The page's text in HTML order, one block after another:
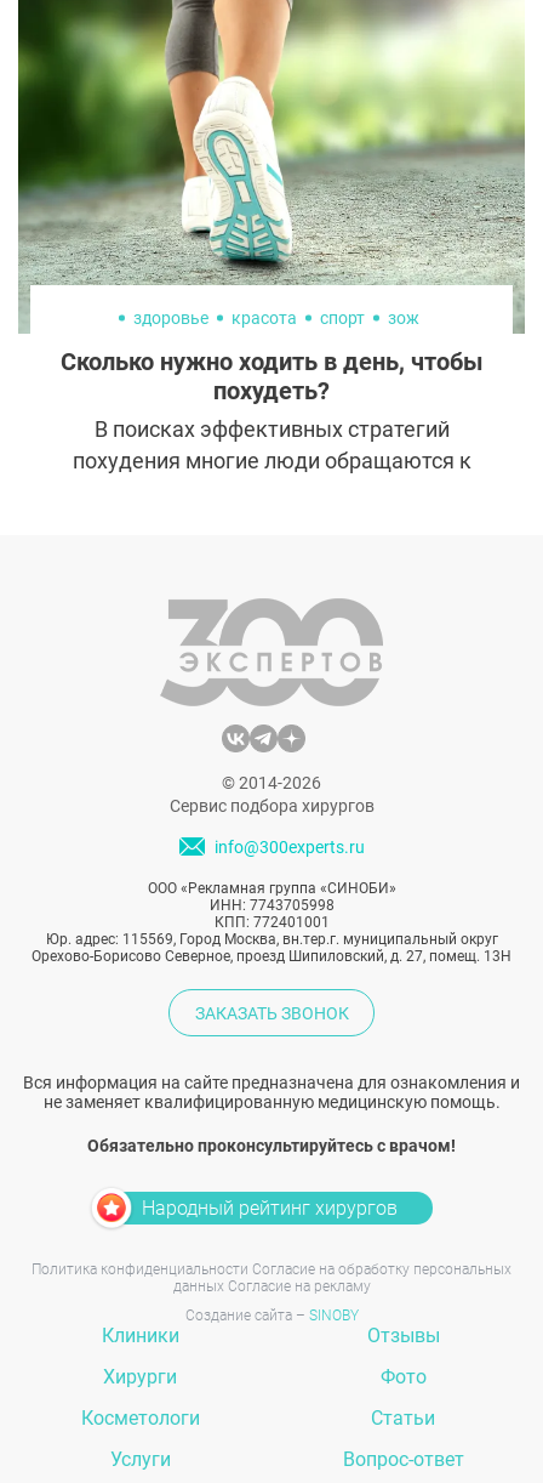
получить желаемый эффект, необходимо
разобраться во всех ее нюансах.
здоровье красота спорт зож
Сколько нужно ходить в день, чтобы
похудеть?
В поисках эффективных стратегий
похудения многие люди обращаются к
сколько ежедневных шагов вам нужно,
чтобы похудеть? В этой статье мы ответим
на этот вопрос, а также предложим
несколько простых способов, которыми вы
можете добавить больше шагов в свой
день.
© 2014-2026
Сервис подбора хирургов
info@300experts.ru
ООО «Рекламная группа «СИНОБИ»
ИНН: 7743705998
КПП: 772401001
Юр. адрес: 115569, Город Москва, вн.тер.г. муниципальный округ
Орехово-Борисово Северное, проезд Шипиловский, д. 27, помещ. 13Н
ЗАКАЗАТЬ ЗВОНОК
Вся информация на сайте предназначена для ознакомления и
не заменяет квалифицированную медицинскую помощь.
Обязательно проконсультируйтесь с врачом!
Народный рейтинг хирургов
Политика конфиденциальности Согласие на обработку персональных
данных Согласие на рекламу
Создание сайта – SINOBY
Клиники
Хирурги
Косметологи
Услуги
Отзывы
Фото
Статьи
Вопрос-ответ